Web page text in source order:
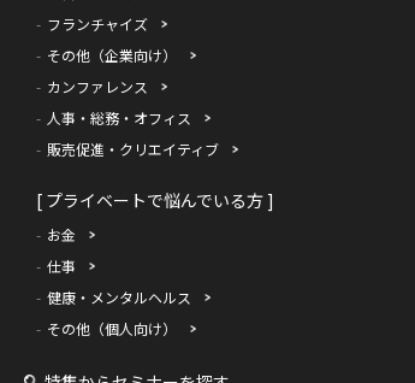
フランチャイズ
その他（企業向け）
カンファレンス
人事・総務・オフィス
販売促進・クリエイティブ
[ プライベートで悩んでいる方 ]
お金
仕事
健康・メンタルヘルス
その他（個人向け）